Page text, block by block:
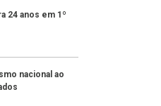
24 anos em 1º
nacional ao